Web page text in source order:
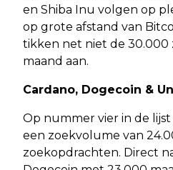
en Shiba Inu volgen op
op grote afstand van
tikken net niet de
maand aan.
Cardano, Dogecoin &
Op nummer vier in de
een zoekvolume van
zoekopdrachten. Direct